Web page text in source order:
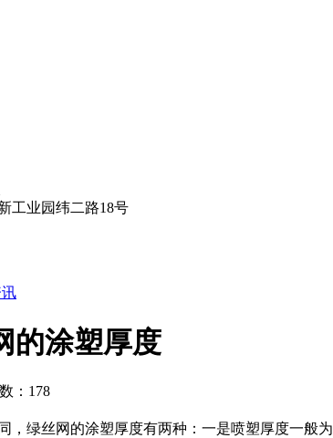
工业园纬二路18号
的涂塑厚度
： 178
，绿丝网的涂塑厚度有两种：一是喷塑厚度一般